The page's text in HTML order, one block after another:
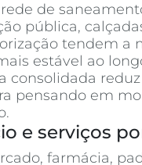
de
pública,
tendem a
estável ao
consolidada reduz
pensando em
e serviços
farmácia,